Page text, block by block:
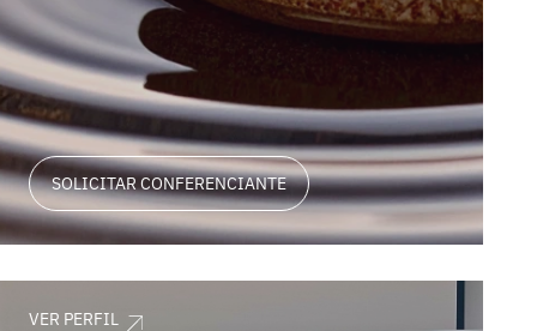
SOLICITAR CONFERENCIANTE
VER PERFIL